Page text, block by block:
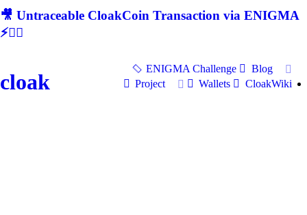
🎥 Untraceable CloakCoin Transaction via ENIGMA
⚡🕵‍♂
cloak
ENIGMA Challenge
Blog
Project
Wallets CloakWiki